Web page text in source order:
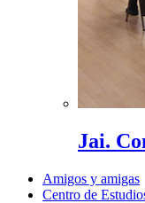
Jai.
Amigos y amigas
Centro de